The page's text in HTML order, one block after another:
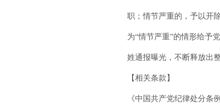
职；情节严重的，予以开
为“情节严重”的情形给予
姓通报曝光，不断释放出
【相关条款】
《中国共产党纪律处分条